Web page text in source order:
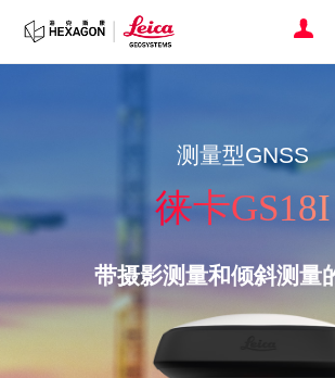
测量型GNSS
徕卡GS18I
带摄影测量和倾斜测量